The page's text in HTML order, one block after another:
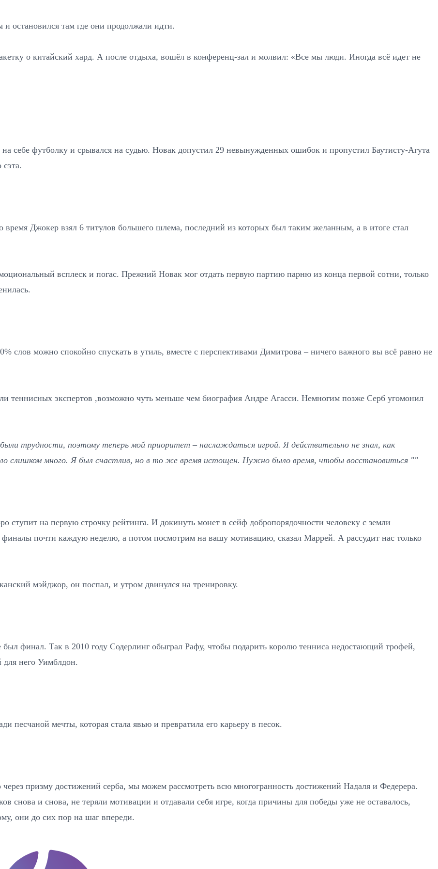
остановился там где они продолжали идти.
о китайский хард. А после отдыха, вошёл в конференц-зал и молвил: «Все мы люди. Иногда всё идет не
на себе футболку и срывался на судью. Новак допустил 29 невынужденных ошибок и пропустил Баутисту-Агута
время Джокер взял 6 титулов большего шлема, последний из которых был таким желанным, а в итоге стал
всплеск и погас. Прежний Новак мог отдать первую партию парню из конца первой сотни, только
слов можно спокойно спускать в утиль, вместе с перспективами Димитрова – ничего важного вы всё равно не
теннисных экспертов ,возможно чуть меньше чем биография Андре Агасси. Немногим позже Серб угомонил
трудности, поэтому теперь мой приоритет – наслаждаться игрой. Я действительно не знал, как
слишком много. Я был счастлив, но в то же время истощен. Нужно было время, чтобы восстановиться ""
ступит на первую строчку рейтинга. И докинуть монет в сейф добропорядочности человеку с земли
финалы почти каждую неделю, а потом посмотрим на вашу мотивацию, сказал Маррей. А рассудит нас только
мэйджор, он поспал, и утром двинулся на тренировку.
финал. Так в 2010 году Содерлинг обыграл Рафу, чтобы подарить королю тенниса недостающий трофей,
для него Уимблдон.
песчаной мечты, которая стала явью и превратила его карьеру в песок.
призму достижений серба, мы можем рассмотреть всю многогранность достижений Надаля и Федерера.
снова и снова, не теряли мотивации и отдавали себя игре, когда причины для победы уже не оставалось,
они до сих пор на шаг впереди.